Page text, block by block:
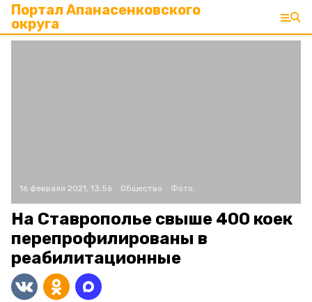
Портал Апанасенковского
округа
16 февраля 2021, 13:56 Общество Фото:
На Ставрополье свыше 400 коек
перепрофилированы в
реабилитационные